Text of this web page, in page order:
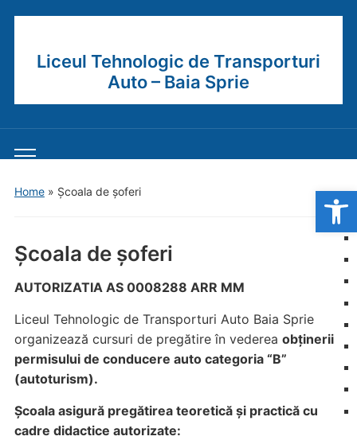
Liceul Tehnologic de Transporturi
Auto – Baia Sprie
Toggle
Home» Școala de șoferi
Școala de șoferi
AUTORIZATIA AS 0008288 ARR MM
Liceul Tehnologic de Transporturi Auto Baia Sprie
organizează cursuri de pregătire în vederea obținerii
permisului de conducere auto categoria “B”
(autoturism).
Școala asigură pregătirea teoretică și practică cu
cadre didactice autorizate: